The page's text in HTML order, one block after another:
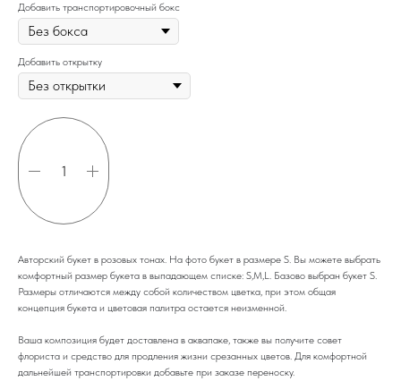
Добавить транспортировочный бокс
Добавить открытку
Авторский букет в розовых тонах. На фото букет в размере S. Вы можете выбрать
комфортный размер букета в выпадающем списке: S,M,L. Базово выбран букет S.
Размеры отличаются между собой количеством цветка, при этом общая
концепция букета и цветовая палитра остается неизменной.
Ваша композиция будет доставлена в аквапаке, также вы получите совет
флориста и средство для продления жизни срезанных цветов. Для комфортной
дальнейшей транспортировки добавьте при заказе переноску.